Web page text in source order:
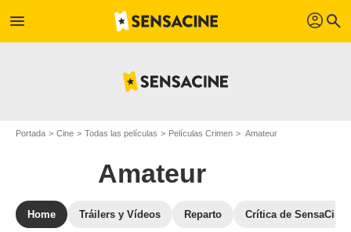
menu profil search
Portada Cine Todas las películas Películas Crimen Amateur
Amateur
Home Tráilers y Vídeos Reparto Crítica de SensaCine